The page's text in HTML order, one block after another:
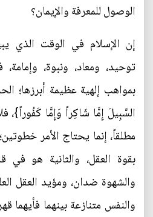
الوصول للمعرفة والإيمان؟
إن الإسلام في الوقت الذي
توحيد، ومعاد، ونبوة،
بمواهب إلهية عظيمة أبرزها؛
السَّبِيلَ إِمَّا شَاكِراً وَإِمَّا كَفُوراً}،
مطلقاً، إنما يحتاج الأمر
بقوة العقل، والثانية هو في
والشهوة ضدان، ومؤيد العقل
والنفس متنازعة بينهما فأيهما